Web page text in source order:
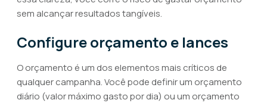
sem alcançar resultados tangíveis.
Configure orçamento e lances
O orçamento é um dos elementos mais críticos de
qualquer campanha. Você pode definir um orçamento
diário (valor máximo gasto por dia) ou um orçamento